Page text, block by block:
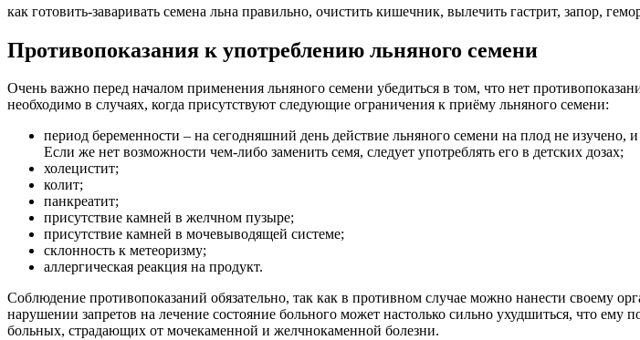
как готовить-заваривать семена льна правильно, очистить кишечник, вылечить гастрит, запор,
Противопоказания к употреблению льняного семени
Очень важно перед началом применения льняного семени убедиться в том, что нет
необходимо в случаях, когда присутствуют следующие ограничения к приёму льняного семени:
период беременности – на сегодняшний день действие льняного семени на плод не изучено,
Если же нет возможности чем-либо заменить семя, следует употреблять его в детских дозах;
холецистит;
колит;
панкреатит;
присутствие камней в желчном пузыре;
присутствие камней в мочевыводящей системе;
склонность к метеоризму;
аллергическая реакция на продукт.
Соблюдение противопоказаний обязательно, так как в противном случае можно нанести своему
нарушении запретов на лечение состояние больного может настолько сильно ухудшиться, что ему
больных, страдающих от мочекаменной и желчнокаменной болезни.